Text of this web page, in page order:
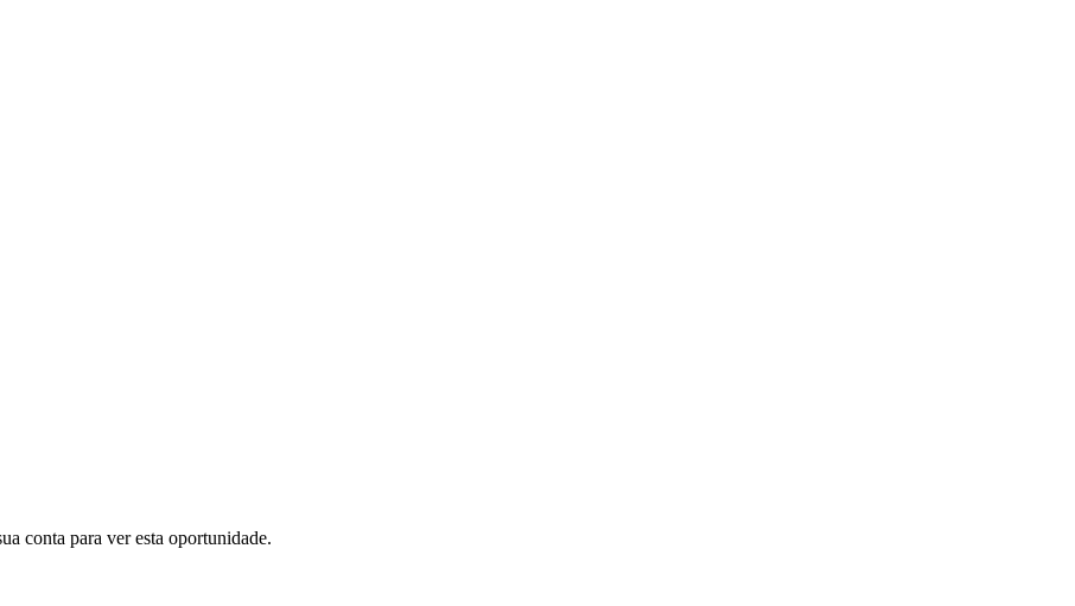
conta para ver esta oportunidade.